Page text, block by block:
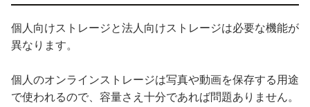
個人向けストレージと法人向けストレージは必要な機能が
異なります。
個人のオンラインストレージは写真や動画を保存する用途
で使われるので、容量さえ十分であれば問題ありません。